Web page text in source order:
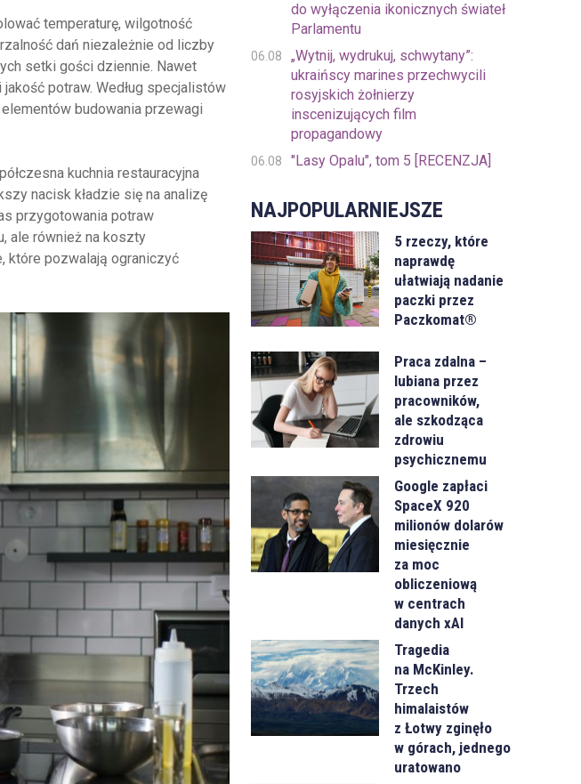
temperaturę, wilgotność
dań niezależnie od liczby
setki gości dziennie. Nawet
potraw. Według specjalistów
budowania przewagi
kuchnia restauracyjna
nacisk kładzie się na analizę
przygotowania potraw
ale również na koszty
które pozwalają ograniczyć
do wyłączenia ikonicznych świateł
Parlamentu
06.08
„Wytnij, wydrukuj, schwytany”:
ukraińscy marines przechwycili
rosyjskich żołnierzy
inscenizujących film
propagandowy
06.08 "Lasy Opalu", tom 5 [RECENZJA]
NAJPOPULARNIEJSZE
5 rzeczy, które
naprawdę
ułatwiają nadanie
paczki przez
Paczkomat®
Praca zdalna –
lubiana przez
pracowników,
ale szkodząca
zdrowiu
psychicznemu
Google zapłaci
SpaceX 920
milionów dolarów
miesięcznie
za moc
obliczeniową
w centrach
danych xAI
Tragedia
na McKinley.
Trzech
himalaistów
z Łotwy zginęło
w górach, jednego
uratowano